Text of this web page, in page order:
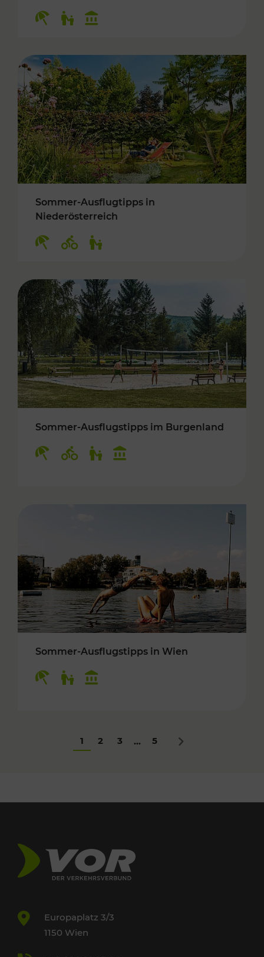
Sommer-Ausflugtipps in
Niederösterreich
Sommer-Ausflugstipps im Burgenland
Sommer-Ausflugstipps in Wien
1 2 3 ... 5 Nächstes
Europaplatz 3/3
1150 Wien